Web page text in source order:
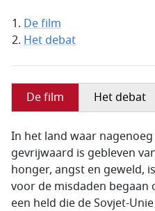
De film
Het debat
De film Het debat
In het land waar
gevrijwaard is gebleven
honger, angst en geweld,
voor de misdaden begaan
een held die de Sovjet-